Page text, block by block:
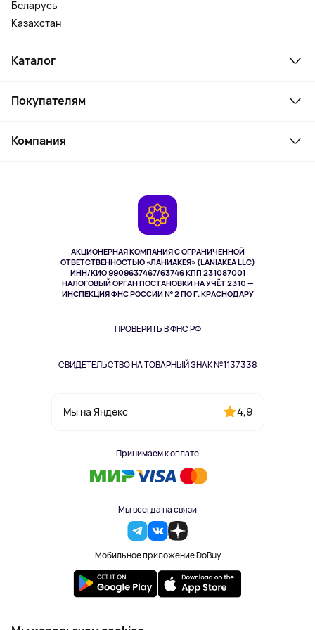
АКЦИОНЕРНАЯ КОМПАНИЯ С ОГРАНИЧЕННОЙ
ОТВЕТСТВЕННОСТЬЮ «ЛАНИАКЕЯ» (LANIAKEA LLC)
ИНН/КИО 9909637467/63746 КПП 231087001
НАЛОГОВЫЙ ОРГАН ПОСТАНОВКИ НА УЧЁТ 2310 —
ИНСПЕКЦИЯ ФНС РОССИИ № 2 ПО Г. КРАСНОДАРУ
ПРОВЕРИТЬ В ФНС РФ
СВИДЕТЕЛЬСТВО НА ТОВАРНЫЙ ЗНАК №1137338
Мы на Яндекс 4,9
Принимаем к оплате
Мы всегда на связи
Мобильное приложение DoBuy
Беларусь
Казахстан
Каталог
Ноутбуки, мониторы, VR
Косметика и уход
Здоровье питомцев
Одежда и аксессуары
Покупателям
Как заказать
Компания
2023-2026 © DoBuy. Все права защищены